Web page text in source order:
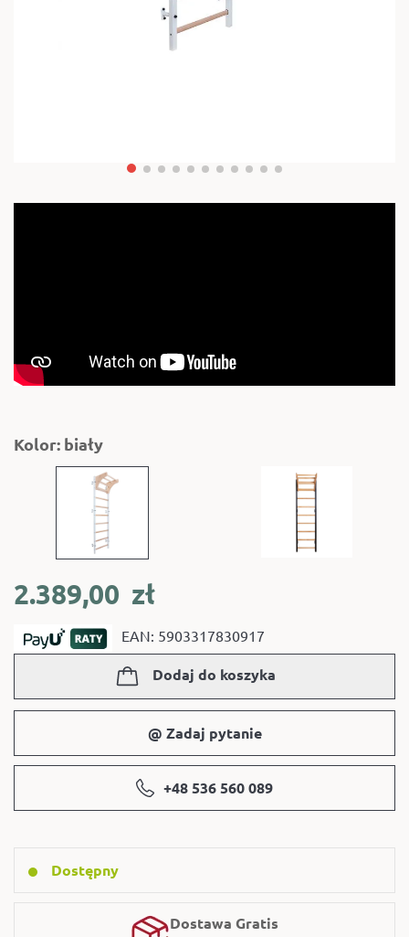
Kolor: biały
2.389,00 zł
EAN: 5903317830917
Dodaj do koszyka
@ Zadaj pytanie
+48 536 560 089
Dostępny
Dostawa Gratis